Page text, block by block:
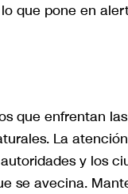
que pone en
que enfrentan
La
y los
se avecina.